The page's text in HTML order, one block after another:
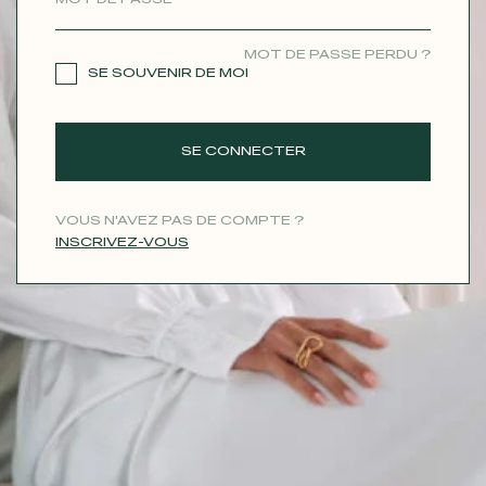
MOT DE PASSE PERDU ?
SE SOUVENIR DE MOI
SE CONNECTER
VOUS N'AVEZ PAS DE COMPTE ?
INSCRIVEZ-VOUS